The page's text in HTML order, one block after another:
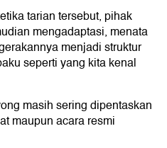
tarian tersebut, pihak
mengadaptasi, menata
menjadi struktur
seperti yang kita kenal
masih sering dipentaskan
maupun acara resmi